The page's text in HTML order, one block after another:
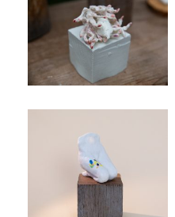
Sensitive niple, 2022
Me, 2023